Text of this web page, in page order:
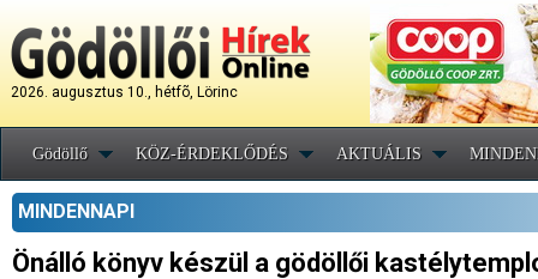
2026. augusztus 10., hétfõ, Lörinc
Gödöllő KÖZ-ÉRDEKLŐDÉS AKTUÁLIS
MINDENNAPI
Önálló könyv készül a gödöllői